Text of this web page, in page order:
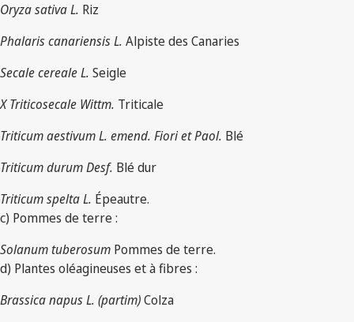
Oryza sativa L. Riz
Phalaris canariensis L. Alpiste des Canaries
Secale cereale L. Seigle
X Triticosecale Wittm. Triticale
Triticum aestivum L. emend. Fiori et Paol. Blé
Triticum durum Desf. Blé dur
Triticum spelta L. Épeautre.
c) Pommes de terre :
Solanum tuberosum Pommes de terre.
d) Plantes oléagineuses et à fibres :
Brassica napus L. (partim)Colza